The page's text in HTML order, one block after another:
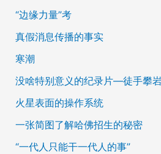
“边缘力量”考
真假消息传播的事实
寒潮
没啥特别意义的纪录片—徒手攀
火星表面的操作系统
一张简图了解哈佛招生的秘密
“一代人只能干一代人的事”